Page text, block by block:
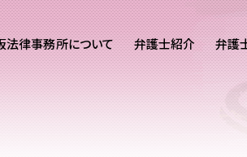
法律事務所について 弁護士紹介 弁護